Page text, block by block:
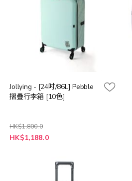
Jollying - [24吋/86L] Pebble
摺疊行李箱 [10色]
HK$1,800.0
HK$1,188.0